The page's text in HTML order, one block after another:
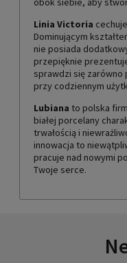
Linia Victoria
Dominującym
nie posiada
przepięknie
sprawdzi się zarówno
przy codziennym
Lubiana to polska
białej porcelany
trwałością i
innowacja to
pracuje nad nowymi
Twoje serce.